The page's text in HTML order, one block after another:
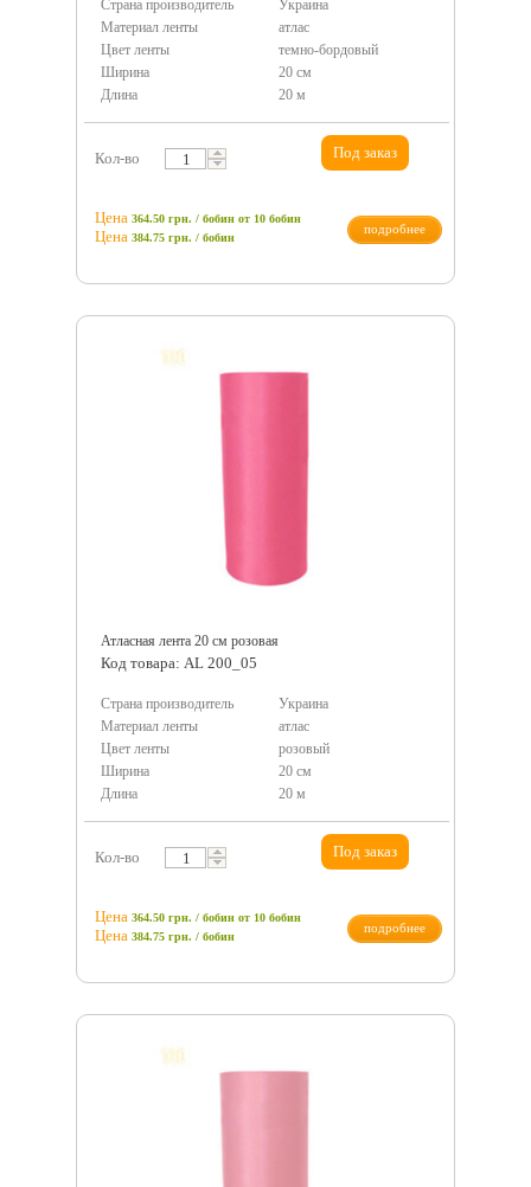
Страна производитель
Украина
Материал ленты
атлас
Цвет ленты
темно-бордовый
Ширина
20 см
Длина
20 м
Кол-во Под заказ
Цена 364.50 грн. / бобин от 10 бобин
Цена 384.75 грн. / бобин
подробнее
Атласная лента 20 см розовая
Код товара: AL 200_05
Страна производитель
Украина
Материал ленты
атлас
Цвет ленты
розовый
Ширина
20 см
Длина
20 м
Кол-во Под заказ
Цена 364.50 грн. / бобин от 10 бобин
Цена 384.75 грн. / бобин
подробнее